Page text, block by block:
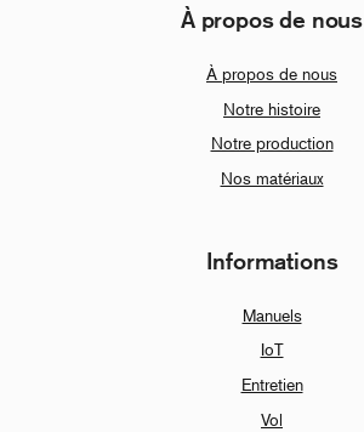
À propos de nous
À propos de nous
Notre histoire
Notre production
Nos matériaux
Informations
Manuels
IoT
Entretien
Vol